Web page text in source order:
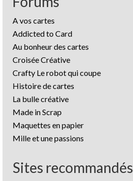
A vos cartes
Addicted to Card
Au bonheur des cartes
Croisée Créative
Crafty Le robot qui coupe
Histoire de cartes
La bulle créative
Made in Scrap
Maquettes en papier
Mille et une passions
Sites recommandés